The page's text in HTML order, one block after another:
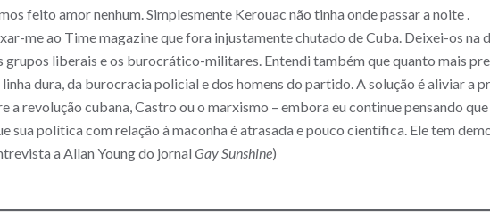
feito amor nenhum. Simplesmente Kerouac não tinha onde passar a noite .
me ao Time magazine que fora injustamente chutado de Cuba. Deixei-os na
grupos liberais e os burocrático-militares. Entendi também que quanto mais
dura, da burocracia policial e dos homens do partido. A solução é aliviar a
a revolução cubana, Castro ou o marxismo – embora eu continue pensando
sua política com relação à maconha é atrasada e pouco científica. Ele tem
a Allan Young do jornal Gay Sunshine)